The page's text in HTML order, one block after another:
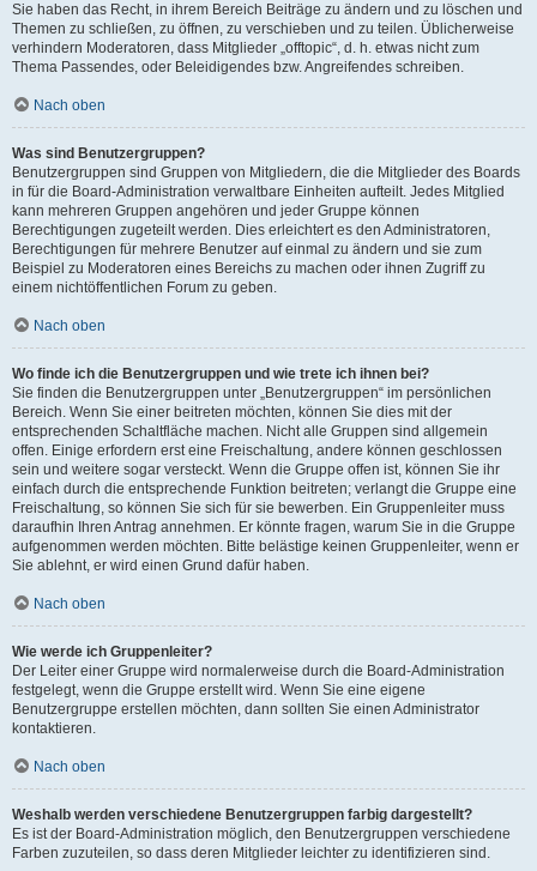
Sie haben das Recht, in ihrem Bereich Beiträge zu ändern und zu löschen und
Themen zu schließen, zu öffnen, zu verschieben und zu teilen. Üblicherweise
verhindern Moderatoren, dass Mitglieder „offtopic“, d. h. etwas nicht zum
Thema Passendes, oder Beleidigendes bzw. Angreifendes schreiben.
Nach oben
Was sind Benutzergruppen?
Benutzergruppen sind Gruppen von Mitgliedern, die die Mitglieder des Boards
in für die Board-Administration verwaltbare Einheiten aufteilt. Jedes Mitglied
kann mehreren Gruppen angehören und jeder Gruppe können
Berechtigungen zugeteilt werden. Dies erleichtert es den Administratoren,
Berechtigungen für mehrere Benutzer auf einmal zu ändern und sie zum
Beispiel zu Moderatoren eines Bereichs zu machen oder ihnen Zugriff zu
einem nichtöffentlichen Forum zu geben.
Nach oben
Wo finde ich die Benutzergruppen und wie trete ich ihnen bei?
Sie finden die Benutzergruppen unter „Benutzergruppen“ im persönlichen
Bereich. Wenn Sie einer beitreten möchten, können Sie dies mit der
entsprechenden Schaltfläche machen. Nicht alle Gruppen sind allgemein
offen. Einige erfordern erst eine Freischaltung, andere können geschlossen
sein und weitere sogar versteckt. Wenn die Gruppe offen ist, können Sie ihr
einfach durch die entsprechende Funktion beitreten; verlangt die Gruppe eine
Freischaltung, so können Sie sich für sie bewerben. Ein Gruppenleiter muss
daraufhin Ihren Antrag annehmen. Er könnte fragen, warum Sie in die Gruppe
aufgenommen werden möchten. Bitte belästige keinen Gruppenleiter, wenn er
Sie ablehnt, er wird einen Grund dafür haben.
Nach oben
Wie werde ich Gruppenleiter?
Der Leiter einer Gruppe wird normalerweise durch die Board-Administration
festgelegt, wenn die Gruppe erstellt wird. Wenn Sie eine eigene
Benutzergruppe erstellen möchten, dann sollten Sie einen Administrator
kontaktieren.
Nach oben
Weshalb werden verschiedene Benutzergruppen farbig dargestellt?
Es ist der Board-Administration möglich, den Benutzergruppen verschiedene
Farben zuzuteilen, so dass deren Mitglieder leichter zu identifizieren sind.